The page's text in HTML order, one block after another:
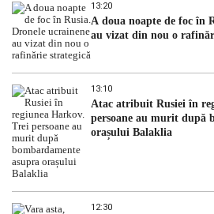
13:20
A doua noapte de foc în
au vizat din nou o
13:10
Atac atribuit Rusiei în
persoane au murit după
orașului Balaklia
12:30